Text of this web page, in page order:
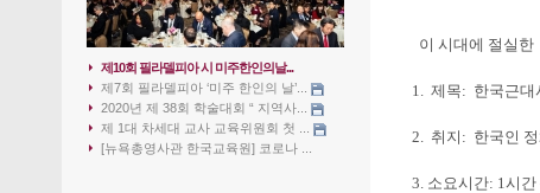
제10회 필라델피아 시 미주한인의날...
제7회 필라델피아 ‘미주 한인의 날’...
2020년 제 38회 학술대회 “ 지역사...
제 1대 차세대 교사 교육위원회 첫 ...
[뉴욕총영사관 한국교육원] 코로나 ...
이 시대에 절실
1. 제목: 한국근대
2. 취지: 한국인
3. 소요시간: 1시간